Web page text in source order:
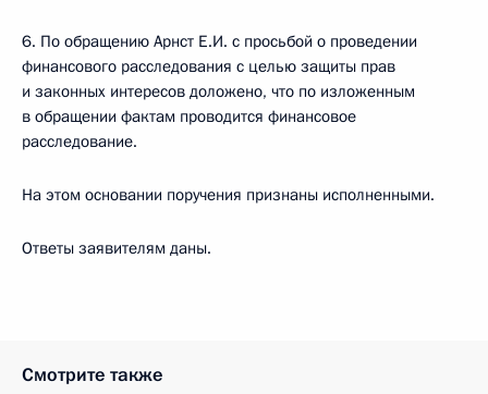
6. По обращению Арнст Е.И. с просьбой о проведении
финансового расследования с целью защиты прав
и законных интересов доложено, что по изложенным
в обращении фактам проводится финансовое
расследование.
На этом основании поручения признаны исполненными.
Ответы заявителям даны.
Смотрите также